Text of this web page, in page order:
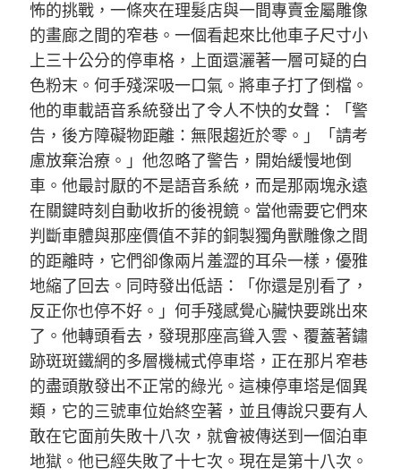
怖的挑戰，一條夾在理髮店與一間專賣金屬雕像
的畫廊之間的窄巷。一個看起來比他車子尺寸小
上三十公分的停車格，上面還灑著一層可疑的白
色粉末。何手殘深吸一口氣。將車子打了倒檔。
他的車載語音系統發出了令人不快的女聲：「警
告，後方障礙物距離：無限趨近於零。」「請考
慮放棄治療。」他忽略了警告，開始緩慢地倒
車。他最討厭的不是語音系統，而是那兩塊永遠
在關鍵時刻自動收折的後視鏡。當他需要它們來
判斷車體與那座價值不菲的銅製獨角獸雕像之間
的距離時，它們卻像兩片羞澀的耳朵一樣，優雅
地縮了回去。同時發出低語：「你還是別看了，
反正你也停不好。」何手殘感覺心臟快要跳出來
了。他轉頭看去，發現那座高聳入雲、覆蓋著鏽
跡斑斑鐵網的多層機械式停車塔，正在那片窄巷
的盡頭散發出不正常的綠光。這棟停車塔是個異
類，它的三號車位始終空著，並且傳說只要有人
敢在它面前失敗十八次，就會被傳送到一個泊車
地獄。他已經失敗了十七次。現在是第十八次。